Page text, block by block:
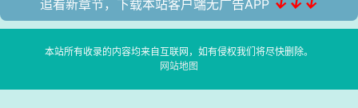
追看新章节，下载本站客户端无广告APP
本站所有收录的内容均来自互联网，如有侵权我们将尽快删除。
网站地图